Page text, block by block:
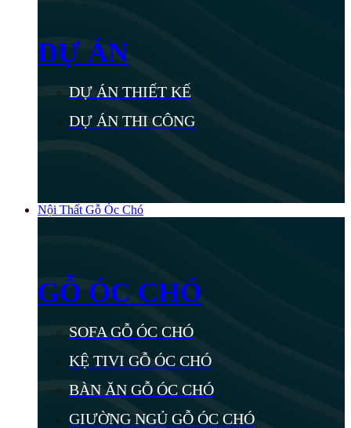
DỰ ÁN
DỰ ÁN THIẾT KẾ
DỰ ÁN THI CÔNG
Nội Thất Gỗ Óc Chó
GỖ ÓC CHÓ
SOFA GỖ ÓC CHÓ
KỆ TIVI GỖ ÓC CHÓ
BÀN ĂN GỖ ÓC CHÓ
GIƯỜNG NGỦ GỖ ÓC CHÓ